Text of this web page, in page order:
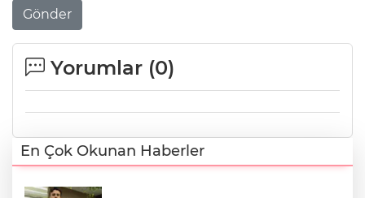
Gönder
Yorumlar (0)
En Çok Okunan Haberler